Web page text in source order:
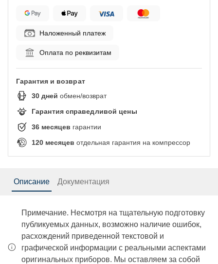
Наложенный платеж
Оплата по реквизитам
Гарантия и возврат
30 дней обмен/возврат
Гарантия справедливой цены
36 месяцев гарантии
120 месяцев отдельная гарантия на компрессор
Описание Документация
Примечание. Несмотря на тщательную подготовку
публикуемых данных, возможно наличие ошибок,
расхождений приведенной текстовой и
графической информации с реальными аспектами
оригинальных приборов. Мы оставляем за собой